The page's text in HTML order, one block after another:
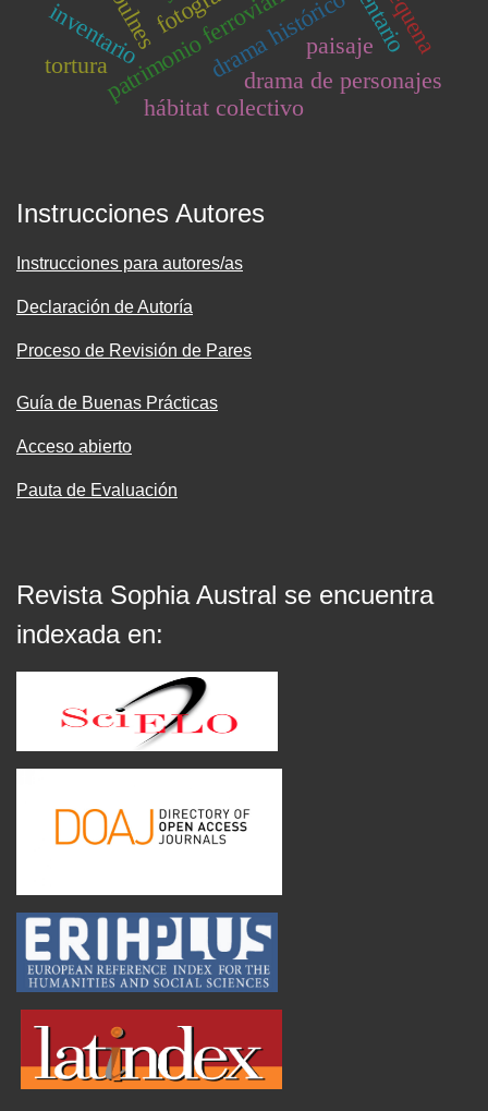
patrimonio ferroviariodrama de personajes
drama histórico
inventario paisaje
hábitat colectivo
tortura
Instrucciones Autores
Instrucciones para autores/as
Declaración de Autoría
Proceso de Revisión de Pares
Guía de Buenas Prácticas
Acceso abierto
Pauta de Evaluación
Revista Sophia Austral se encuentra
indexada en: